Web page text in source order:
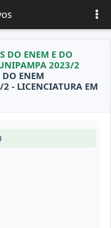
DO ENEM E DO
2023/2
ENEM
- LICENCIATURA EM